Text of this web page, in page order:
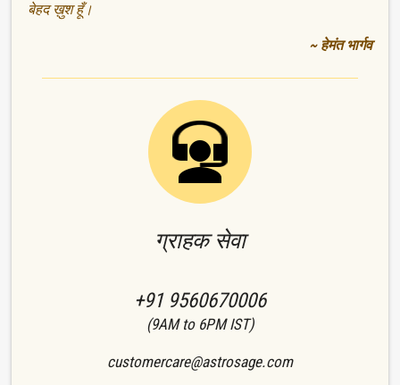
बेहद ख़ुश हूँ।
~ हेमंत भार्गव
ग्राहक सेवा
+91 9560670006
(9AM to 6PM IST)
customercare@astrosage.com